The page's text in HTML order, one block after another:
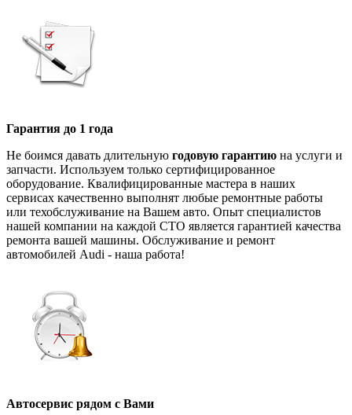
Гарантия до 1 года
Не боимся давать длительную годовую гарантию на услуги и
запчасти. Используем только сертифицированное
оборудование. Квалифицированные мастера в наших
сервисах качественно выполнят любые ремонтные работы
или техобслуживание на Вашем авто. Опыт специалистов
нашей компании на каждой СТО является гарантией качества
ремонта вашей машины. Обслуживание и ремонт
автомобилей Audi - наша работа!
Автосервис рядом с Вами